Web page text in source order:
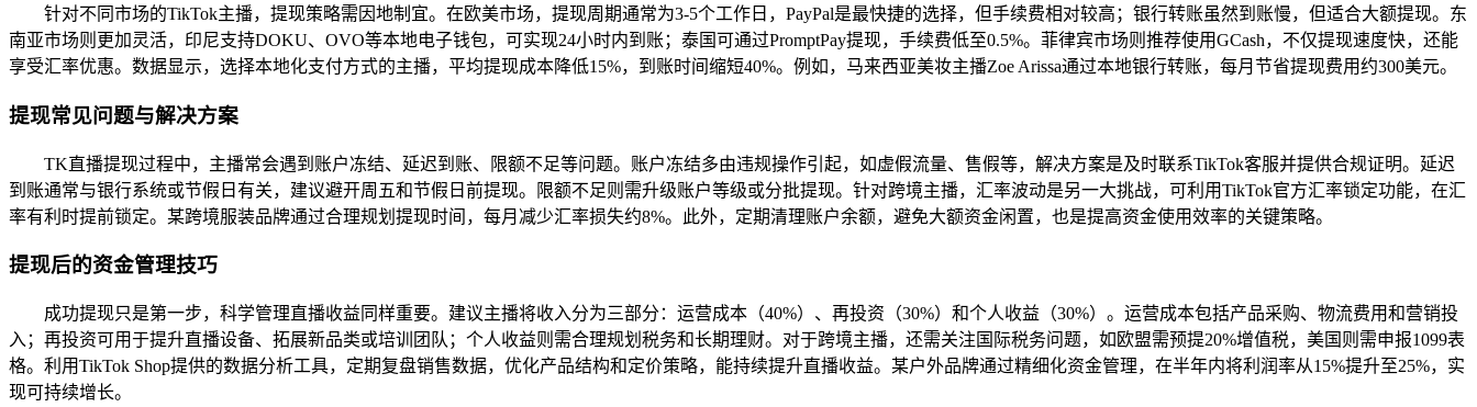
针对不同市场的TikTok主播，提现策略需因地制宜。在欧美市场，提现周期通常为3-5个工作日，PayPal是最快捷的选择，但手续费相对较高；银行转账虽然到账慢，但适合大额提现。东
南亚市场则更加灵活，印尼支持DOKU、OVO等本地电子钱包，可实现24小时内到账；泰国可通过PromptPay提现，手续费低至0.5%。菲律宾市场则推荐使用GCash，不仅提现速度快，还能
享受汇率优惠。数据显示，选择本地化支付方式的主播，平均提现成本降低15%，到账时间缩短40%。例如，马来西亚美妆主播Zoe Arissa通过本地银行转账，每月节省提现费用约300美元。
提现常见问题与解决方案
TK直播提现过程中，主播常会遇到账户冻结、延迟到账、限额不足等问题。账户冻结多由违规操作引起，如虚假流量、售假等，解决方案是及时联系TikTok客服并提供合规证明。延迟
到账通常与银行系统或节假日有关，建议避开周五和节假日前提现。限额不足则需升级账户等级或分批提现。针对跨境主播，汇率波动是另一大挑战，可利用TikTok官方汇率锁定功能，在汇
率有利时提前锁定。某跨境服装品牌通过合理规划提现时间，每月减少汇率损失约8%。此外，定期清理账户余额，避免大额资金闲置，也是提高资金使用效率的关键策略。
提现后的资金管理技巧
成功提现只是第一步，科学管理直播收益同样重要。建议主播将收入分为三部分：运营成本（40%）、再投资（30%）和个人收益（30%）。运营成本包括产品采购、物流费用和营销投
入；再投资可用于提升直播设备、拓展新品类或培训团队；个人收益则需合理规划税务和长期理财。对于跨境主播，还需关注国际税务问题，如欧盟需预提20%增值税，美国则需申报1099表
格。利用TikTok Shop提供的数据分析工具，定期复盘销售数据，优化产品结构和定价策略，能持续提升直播收益。某户外品牌通过精细化资金管理，在半年内将利润率从15%提升至25%，实
现可持续增长。